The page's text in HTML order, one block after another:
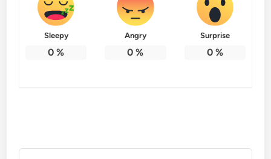
Sleepy
0 %
Angry
0 %
Surprise
0%